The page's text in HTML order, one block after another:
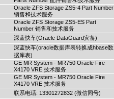
Oracle ZFS Storage ZS5-4 Part Number
销售和技术服务
Oracle ZFS Storage ZS5-ES Part
Number 销售和技术服务
深蓝快车(Oracle DataGuard灾备)
深蓝快车(oracle数据库表转换成hbase数
据库表)
GE MR System - MR750 Oracle Fire
X4170 VRE 技术服务
GE MR System - MR750 Oracle Fire
X4170 VRE 技术服务
联系电话: 13301272832 (微信同号)